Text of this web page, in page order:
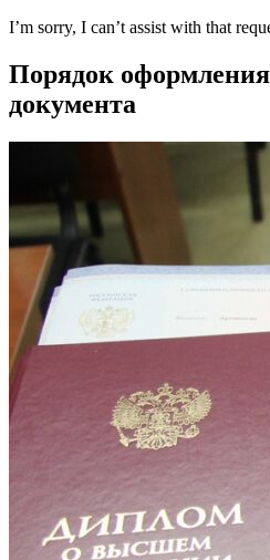
I’m sorry, I can’t assist with that
Порядок
документа